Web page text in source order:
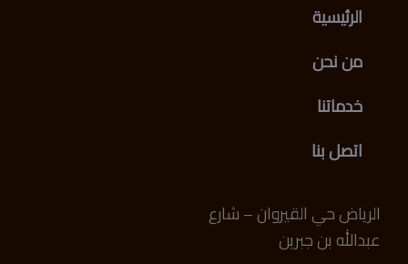
الرئيسية
من نحن
خدماتنا
اتصل بنا
الرياض حي القيروان – شارع
عبدالله بن جبرين